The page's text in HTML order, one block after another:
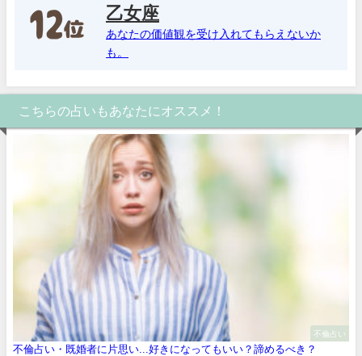
乙女座
あなたの価値観を受け入れてもらえないか
も。
こちらの占いもあなたにオススメ！
不倫占い
不倫占い・既婚者に片思い...好きになってもいい？諦めるべき？